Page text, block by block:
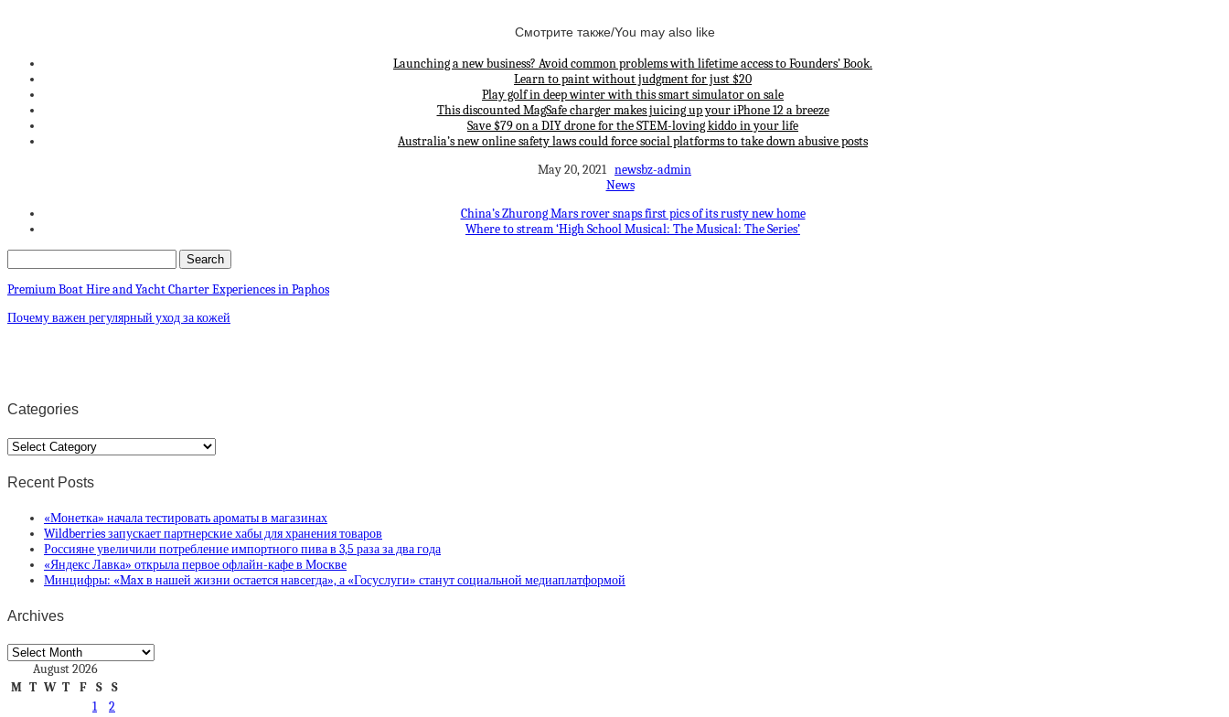
Смотрите также/You may also like
Launching a new business? Avoid common problems with lifetime access to Founders’ Book.
Learn to paint without judgment for just $20
Play golf in deep winter with this smart simulator on sale
This discounted MagSafe charger makes juicing up your iPhone 12 a breeze
Save $79 on a DIY drone for the STEM-loving kiddo in your life
Australia’s new online safety laws could force social platforms to take down abusive posts
May 20, 2021 newsbz-admin
News
China’s Zhurong Mars rover snaps first pics of its rusty new home
Where to stream ‘High School Musical: The Musical: The Series’
Premium Boat Hire and Yacht Charter Experiences in Paphos
Почему важен регулярный уход за кожей
Categories
Categories
Recent Posts
«Монетка» начала тестировать ароматы в магазинах
Wildberries запускает партнерские хабы для хранения товаров
Россияне увеличили потребление импортного пива в 3,5 раза за два года
«Яндекс Лавка» открыла первое офлайн-кафе в Москве
Минцифры: «Max в нашей жизни остается навсегда», а «Госуслуги» станут социальной медиаплатформой
Archives
Archives
August 2026
M T W T F S
S
1
2